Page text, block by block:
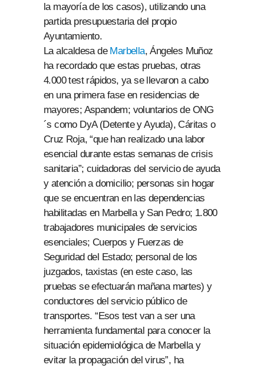
la mayoría de los casos), utilizando una
partida presupuestaria del propio
Ayuntamiento.
La alcaldesa de Marbella, Ángeles Muñoz
ha recordado que estas pruebas, otras
4.000 test rápidos, ya se llevaron a cabo
en una primera fase en residencias de
mayores; Aspandem; voluntarios de ONG
´s como DyA (Detente y Ayuda), Cáritas o
Cruz Roja, “que han realizado una labor
esencial durante estas semanas de crisis
sanitaria”; cuidadoras del servicio de ayuda
y atención a domicilio; personas sin hogar
que se encuentran en las dependencias
habilitadas en Marbella y San Pedro; 1.800
trabajadores municipales de servicios
esenciales; Cuerpos y Fuerzas de
Seguridad del Estado; personal de los
juzgados, taxistas (en este caso, las
pruebas se efectuarán mañana martes) y
conductores del servicio público de
transportes. “Esos test van a ser una
herramienta fundamental para conocer la
situación epidemiológica de Marbella y
evitar la propagación del virus”, ha